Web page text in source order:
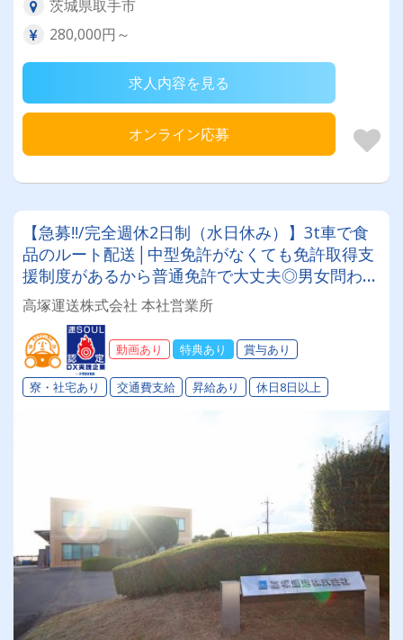
茨城県取手市
280,000円～
求人内容を見る
オンライン応募
【急募‼/完全週休2日制（水日休み）】3t車で食
品のルート配送│中型免許がなくても免許取得支
援制度があるから普通免許で大丈夫◎男女問わ
ず、未経験者・高齢者・ブランクのある方も大歓
迎！！
高塚運送株式会社 本社営業所
動画あり 特典あり 賞与あり
寮・社宅あり 交通費支給 昇給あり 休日8日以上